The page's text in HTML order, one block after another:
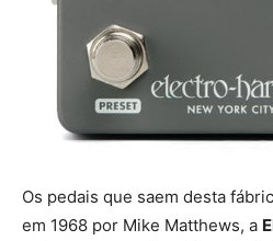
Os pedais que saem desta
em 1968 por Mike Matthews, a